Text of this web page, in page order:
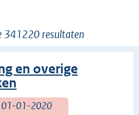
resultaten
en overige
01-01-2020